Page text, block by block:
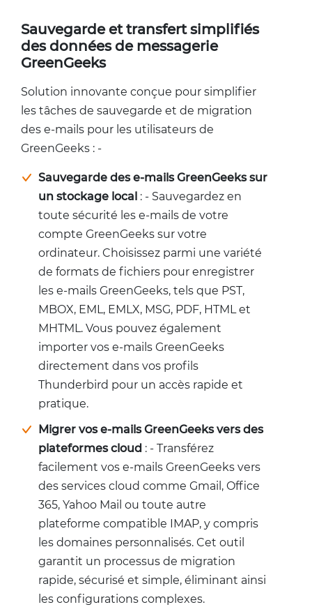
Sauvegarde et transfert simplifiés
des données de messagerie
GreenGeeks
Solution innovante conçue pour simplifier
les tâches de sauvegarde et de migration
des e-mails pour les utilisateurs de
GreenGeeks : -
Sauvegarde des e-mails GreenGeeks sur
un stockage local : - Sauvegardez en
toute sécurité les e-mails de votre
compte GreenGeeks sur votre
ordinateur. Choisissez parmi une variété
de formats de fichiers pour enregistrer
les e-mails GreenGeeks, tels que PST,
MBOX, EML, EMLX, MSG, PDF, HTML et
MHTML. Vous pouvez également
importer vos e-mails GreenGeeks
directement dans vos profils
Thunderbird pour un accès rapide et
pratique.
Migrer vos e-mails GreenGeeks vers des
plateformes cloud : - Transférez
facilement vos e-mails GreenGeeks vers
des services cloud comme Gmail, Office
365, Yahoo Mail ou toute autre
plateforme compatible IMAP, y compris
les domaines personnalisés. Cet outil
garantit un processus de migration
rapide, sécurisé et simple, éliminant ainsi
les configurations complexes.